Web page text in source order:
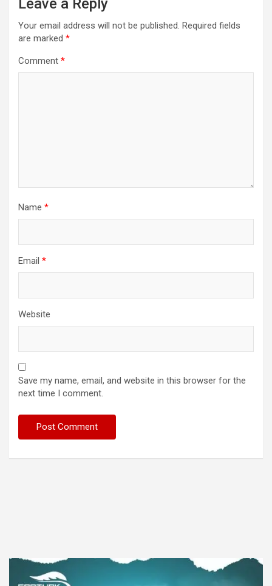
Leave a Reply
Your email address will not be published. Required fields
are marked *
Comment *
Name *
Email *
Website
Save my name, email, and website in this browser for the
next time I comment.